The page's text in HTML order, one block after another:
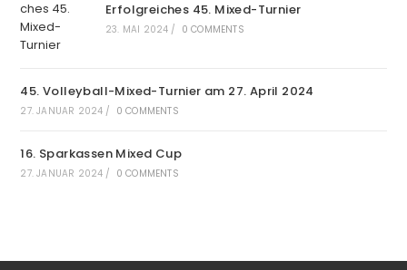
Erfolgreiches 45. Mixed-Turnier
23. MAI 2024 / 0 COMMENTS
45. Volleyball-Mixed-Turnier am 27. April 2024
27. JANUAR 2024 / 0 COMMENTS
16. Sparkassen Mixed Cup
27. JANUAR 2024 / 0 COMMENTS